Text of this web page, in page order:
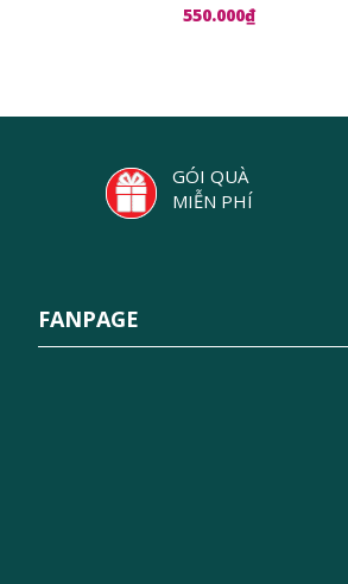
550.000₫
GÓI QUÀ
MIỄN PHÍ
FANPAGE